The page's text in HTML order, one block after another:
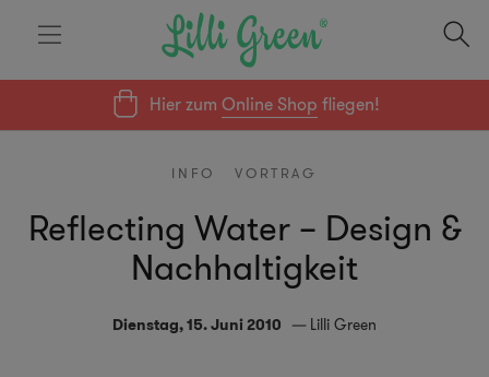
Hier zumOnline Shop fliegen!
INFO VORTRAG
Reflecting Water – Design &
Nachhaltigkeit
Dienstag, 15. Juni 2010 Lilli Green